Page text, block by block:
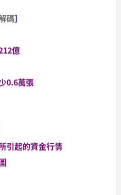
碼］
億
0.6萬張
引起的資金行情